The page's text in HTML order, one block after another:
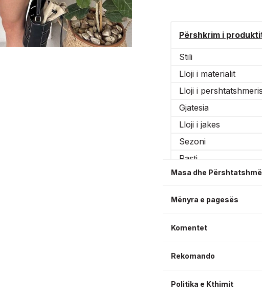
Përshkrim i
Stili
Lloji i materialit
Lloji i
Gjatesia
Lloji i jakes
Sezoni
Rasti
Gjatesı menge
Masa dhe
Mënyra e pagesës
Komentet
Rekomando
Politika e Kthimit